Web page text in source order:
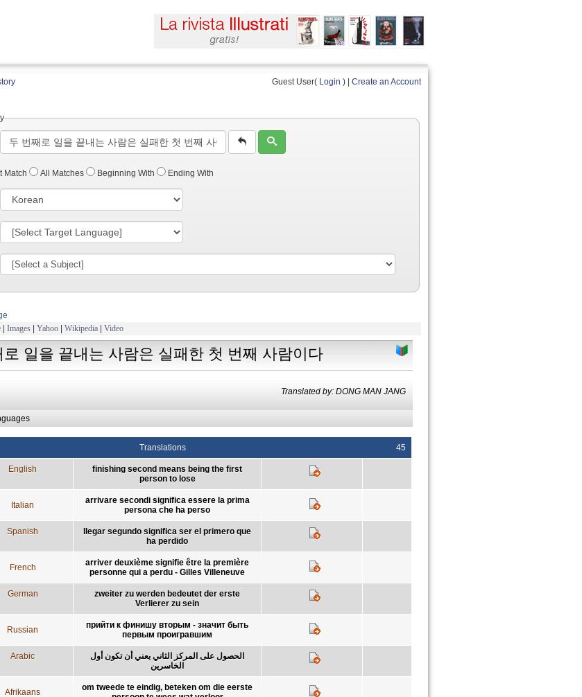
Guest User( Login ) | Create an Account
Match All Matches Beginning With Ending With
| Images | Yahoo | Wikipedia | Video
로 일을 끝내는 사람은 실패한 첫 번째 사람이다
Translated by: DONG MAN JANG
Translations 45
English
finishing second means being the first
person to lose
Italian
arrivare secondi significa essere la prima
persona che ha perso
Spanish
llegar segundo significa ser el primero que
ha perdido
French
arriver deuxième signifie être la première
personne qui a perdu - Gilles Villeneuve
German
zweiter zu werden bedeutet der erste
Verlierer zu sein
Russian
прийти к финишу вторым - значит быть
первым проигравшим
Arabic
الحصول على المركز الثاني يعني أن تكون أول
الخاسرين
Afrikaans
om tweede te eindig, beteken om die eerste